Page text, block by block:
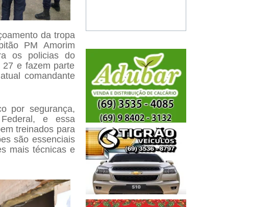
da tropa
PM Amorim
os policias do
27 e fazem parte
comandante
por segurança,
e essa
treinados para
são essenciais
mais técnicas e